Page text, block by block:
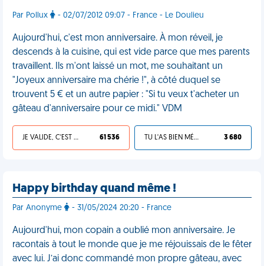
Par Pollux - 02/07/2012 09:07 - France - Le Doulieu
Aujourd'hui, c'est mon anniversaire. À mon réveil, je
descends à la cuisine, qui est vide parce que mes parents
travaillent. Ils m'ont laissé un mot, me souhaitant un
"Joyeux anniversaire ma chérie !", à côté duquel se
trouvent 5 € et un autre papier : "Si tu veux t'acheter un
gâteau d'anniversaire pour ce midi." VDM
JE VALIDE, C'EST UNE VDM 61 536 TU L'AS BIEN MÉRITÉ 3 680
Happy birthday quand même !
Par Anonyme - 31/05/2024 20:20 - France
Aujourd'hui, mon copain a oublié mon anniversaire. Je
racontais à tout le monde que je me réjouissais de le fêter
avec lui. J’ai donc commandé mon propre gâteau, avec